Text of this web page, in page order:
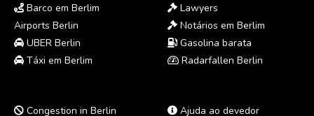
Barco em Berlim
Airports Berlin
UBER Berlin
Táxi em Berlim
Lawyers
Notários em Berlim
Gasolina barata
Radarfallen Berlin
Congestion in Berlin Ajuda ao devedor